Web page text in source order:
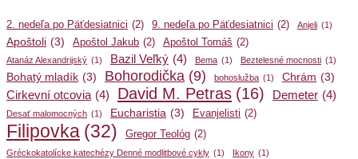
2. nedeľa po Päťdesiatnici (2) 9. nedeľa po Päťdesiatnici (2) Anjeli (1)
Apoštoli (3) Apoštol Jakub (2) Apoštol Tomáš (2)
Atanáz Alexandrijský (1) Bazil Veľký (4) Bema (1) Beztelesné mocnosti (1)
Bohatý mladík (3) Bohorodička (9) bohoslužba (1) Chrám (3)
Cirkevní otcovia (4) David M. Petras (16) Demeter (4)
Desať malomocných (1) Eucharistia (3) Evanjelisti (2)
Filipovka (32) Gregor Teológ (2)
Gréckokatolícke katechézy Denné modlitbové cykly (1) Ikony (1)